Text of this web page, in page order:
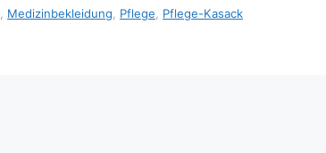
, Medizinbekleidung, Pflege, Pflege-Kasack